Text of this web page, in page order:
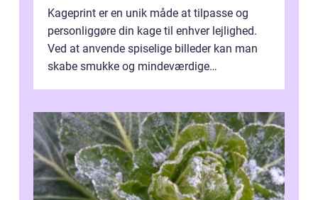
Kageprint er en unik måde at tilpasse og
personliggøre din kage til enhver lejlighed.
Ved at anvende spiselige billeder kan man
skabe smukke og mindeværdige